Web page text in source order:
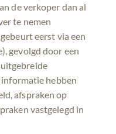
de verkoper dan al
te nemen
eerst via een
gevolgd door een
informatie hebben
afspraken op
vastgelegd in